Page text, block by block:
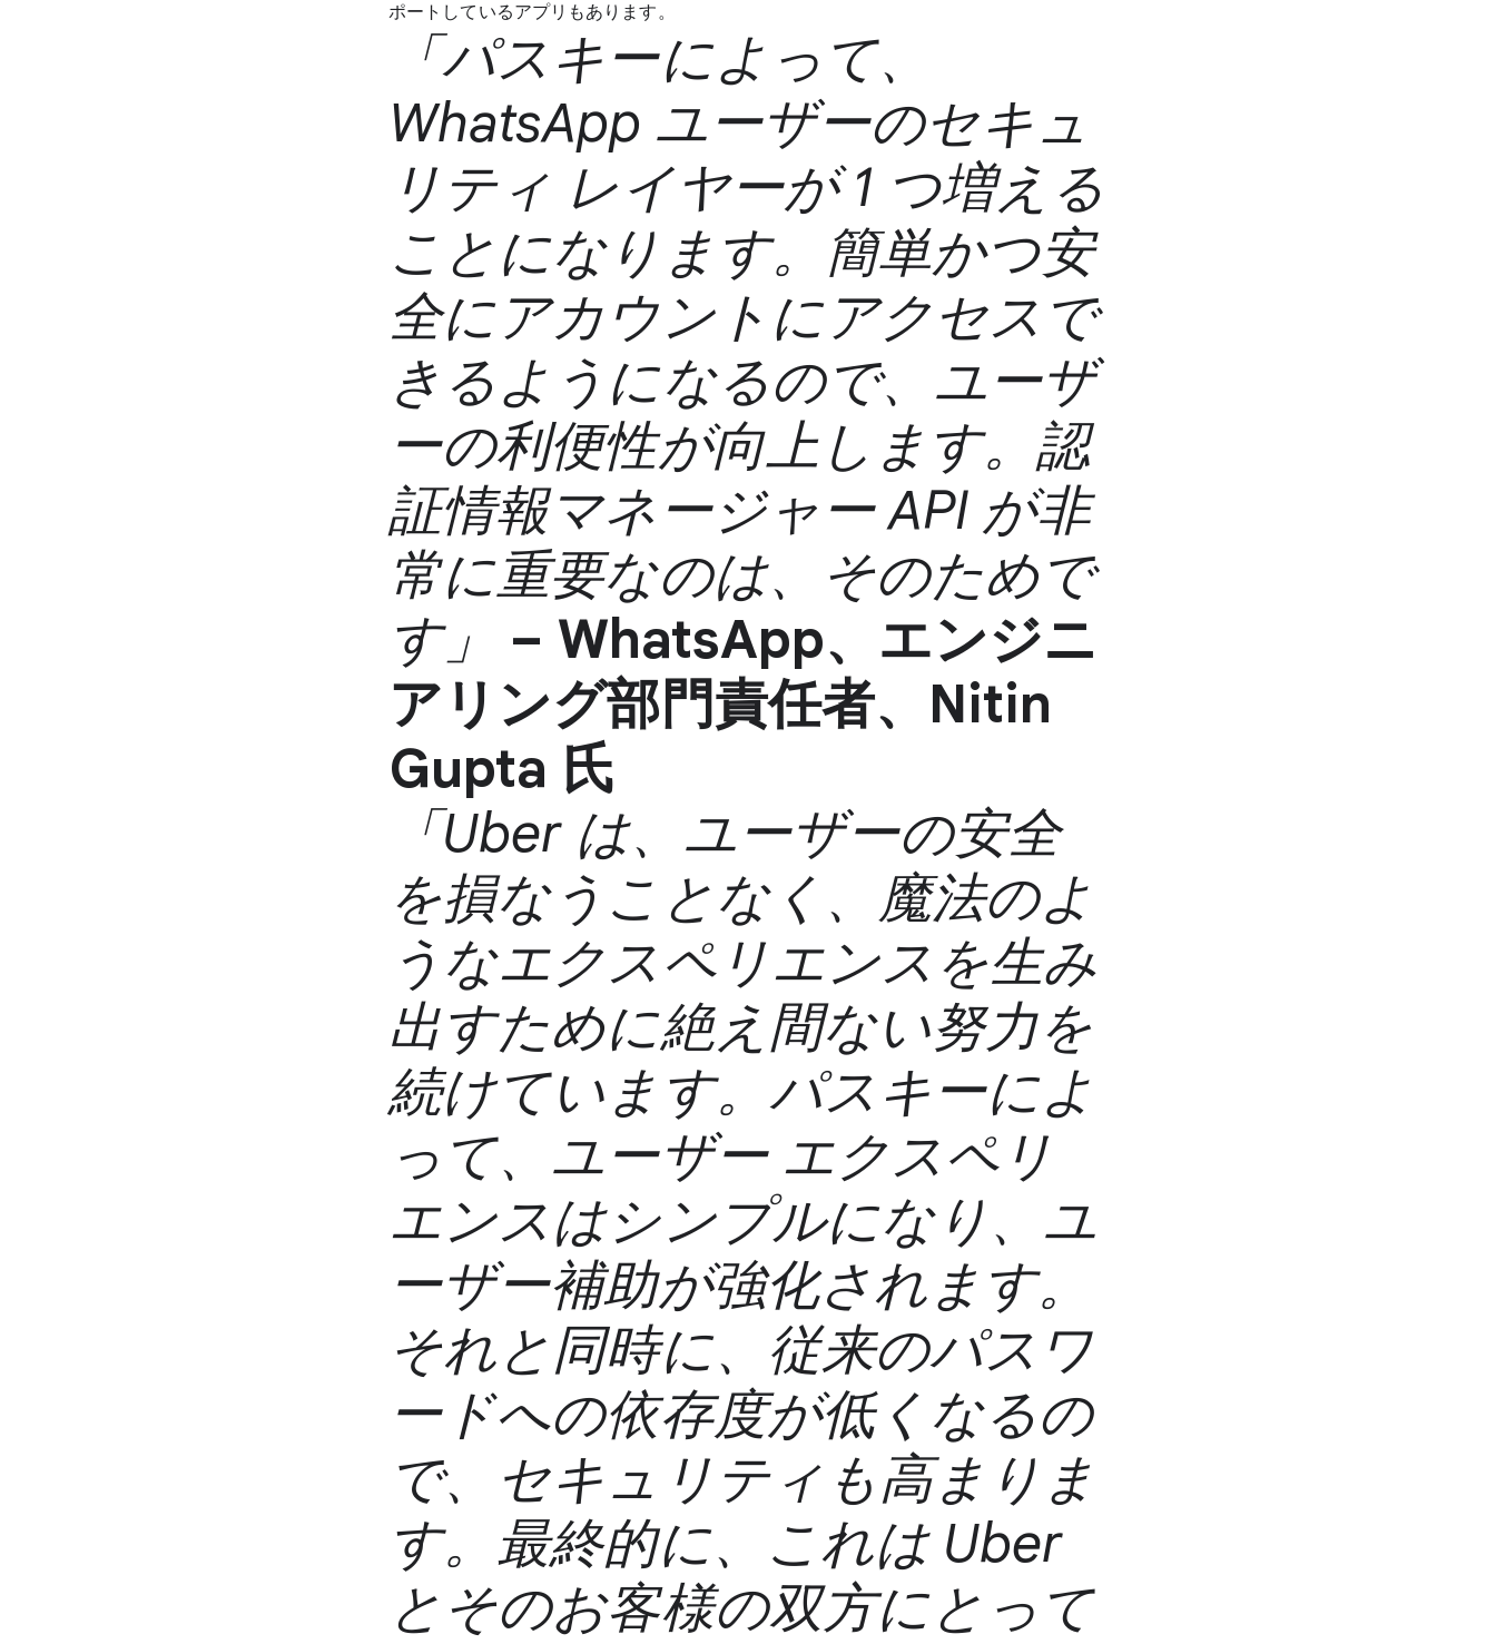
ポートしているアプリもあります。
「パスキーによって、
WhatsApp ユーザーのセキュ
リティ レイヤーが 1 つ増える
ことになります。簡単かつ安
全にアカウントにアクセスで
きるようになるので、ユーザ
ーの利便性が向上します。認
証情報マネージャー API が非
常に重要なのは、そのためで
す」
– WhatsApp、エンジニ
アリング部門責任者、Nitin
Gupta 氏
「Uber は、ユーザーの安全
を損なうことなく、魔法のよ
うなエクスペリエンスを生み
出すために絶え間ない努力を
続けています。パスキーによ
って、ユーザー エクスペリ
エンスはシンプルになり、ユ
ーザー補助が強化されます。
それと同時に、従来のパスワ
ードへの依存度が低くなるの
で、セキュリティも高まりま
す。最終的に、これは Uber
とそのお客様の双方にとって